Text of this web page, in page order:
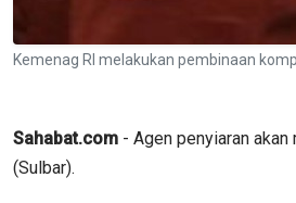
Kemenag RI melakukan pembinaan
Sahabat.com - Agen penyiaran
(Sulbar).